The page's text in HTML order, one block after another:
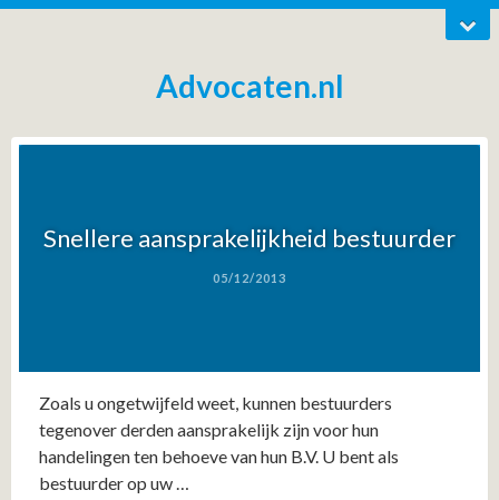
Advocaten.nl
Snellere aansprakelijkheid bestuurder
05/12/2013
Zoals u ongetwijfeld weet, kunnen bestuurders
tegenover derden aansprakelijk zijn voor hun
handelingen ten behoeve van hun B.V. U bent als
bestuurder op uw …